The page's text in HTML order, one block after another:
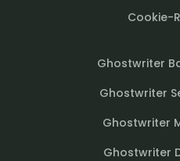
Cookie-
Ghostwriter
Ghostwriter
Ghostwriter
Ghostwriter